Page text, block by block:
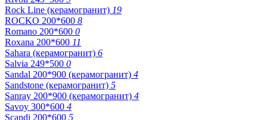
Rock Line (керамогранит) 19
ROCKO 200*600 8
Romano 200*600 0
Roxana 200*600 11
Sahara (керамогранит) 6
Salvia 249*500 0
Sandal 200*900 (керамогранит) 4
Sandstone (керамогранит) 5
Sanray 200*900 (керамогранит) 4
Savoy 300*600 4
Scandi 200*600 5